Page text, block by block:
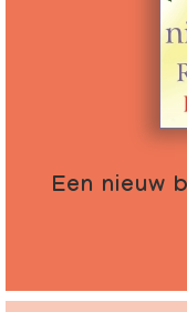
Een nieuw